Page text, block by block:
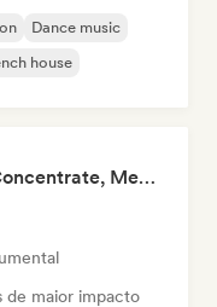
Dance music
house
Chillscapes ~ Relax, Concentrate, Meditate, Sleep, Dream
de maior impacto